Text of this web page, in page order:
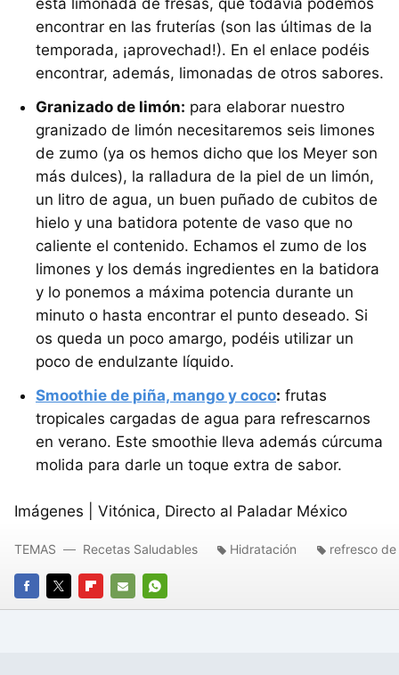
encontrar en las fruterías (son las últimas de la
temporada, ¡aprovechad!). En el enlace podéis
encontrar, además, limonadas de otros sabores.
Granizado de limón: para elaborar nuestro
granizado de limón necesitaremos seis limones
de zumo (ya os hemos dicho que los Meyer son
más dulces), la ralladura de la piel de un limón,
un litro de agua, un buen puñado de cubitos de
hielo y una batidora potente de vaso que no
caliente el contenido. Echamos el zumo de los
limones y los demás ingredientes en la batidora
y lo ponemos a máxima potencia durante un
minuto o hasta encontrar el punto deseado. Si
os queda un poco amargo, podéis utilizar un
poco de endulzante líquido.
Smoothie de piña, mango y coco: frutas
tropicales cargadas de agua para refrescarnos
en verano. Este smoothie lleva además cúrcuma
molida para darle un toque extra de sabor.
Imágenes | Vitónica, Directo al Paladar México
FACEBOOK
TWITTERFLIPBOARD
E-
WHATSAPP
TEMAS Recetas Saludables Hidratación refresco